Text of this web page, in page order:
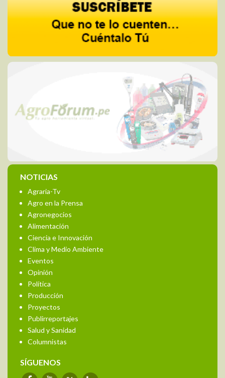
NOTICIAS
Agraria-Tv
Agro en la Prensa
Agronegocios
Alimentación
Ciencia e Innovación
Clima y Medio Ambiente
Eventos
Opinión
Política
Producción
Proyectos
Publirreportajes
Salud y Sanidad
Columnistas
SÍGUENOS